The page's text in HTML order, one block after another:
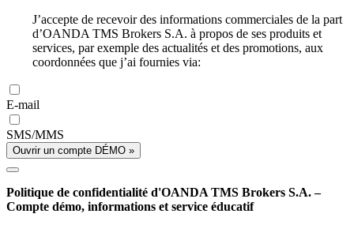
J’accepte de recevoir des informations commerciales de la part
d’OANDA TMS Brokers S.A. à propos de ses produits et
services, par exemple des actualités et des promotions, aux
coordonnées que j’ai fournies via:
E-mail
SMS/MMS
Ouvrir un compte DÉMO »
Politique de confidentialité d'OANDA TMS Brokers S.A. –
Compte démo, informations et service éducatif